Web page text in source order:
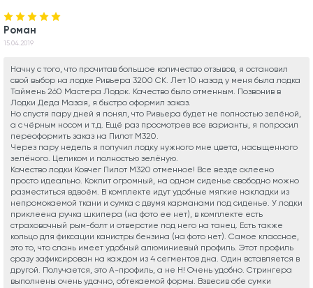
Роман
15.04.2019
Начну с того, что прочитав большое количество отзывов, я остановил
свой выбор на лодке Ривьера 3200 СК. Лет 10 назад у меня была лодка
Таймень 260 Мастера Лодок. Качество было отменным. Позвонив в
Лодки Деда Мазая, я быстро оформил заказ.
Но спустя пару дней я понял, что Ривьера будет не полностью зелёной,
а с чёрным носом и т.д. Ещё раз просмотрев все варианты, я попросил
переоформить заказ на Пилот М320.
Через пару недель я получил лодку нужного мне цвета, насыщенного
зелёного. Целиком и полностью зелёную.
Качество лодки Ковчег Пилот М320 отменное! Все везде склеено
просто идеально. Кокпит огромный, на одном сиденье свободно можно
разместиться вдвоём. В комплекте идут удобные мягкие накладки из
непромокаемой ткани и сумка с двумя карманами под сиденье. У лодки
приклеена ручка шкипера (на фото ее нет), в комплекте есть
страховочный рым-болт и отверстие под него на танец. Есть также
кольцо для фиксации канистры бензина (на фото нет). Самое классное,
это то, что слань имеет удобный алюминиевый профиль. Этот профиль
сразу зафиксирован на каждом из 4 сегментов дна. Один вставляется в
другой. Получается, это А-профиль, а не Н! Очень удобно. Стрингера
выполнены очень удачно, обтекаемой формы. Взвесив обе сумки